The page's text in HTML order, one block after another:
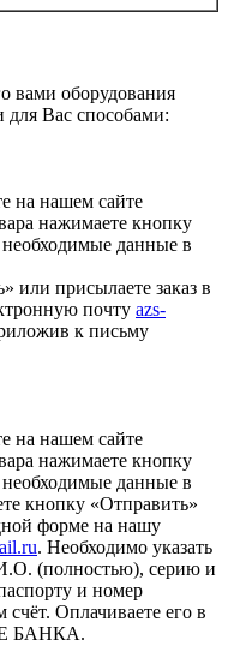
вами оборудования
Вас способами:
на нашем сайте
нажимаете кнопку
необходимые данные в
или присылаете заказ в
почту azs-
к письму
на нашем сайте
нажимаете кнопку
необходимые данные в
кнопку «Отправить»
форме на нашу
. Необходимо указать
(полностью), серию и
и номер
Оплачиваете его в
БАНКА.